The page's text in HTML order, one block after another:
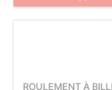
ROULEMENT À